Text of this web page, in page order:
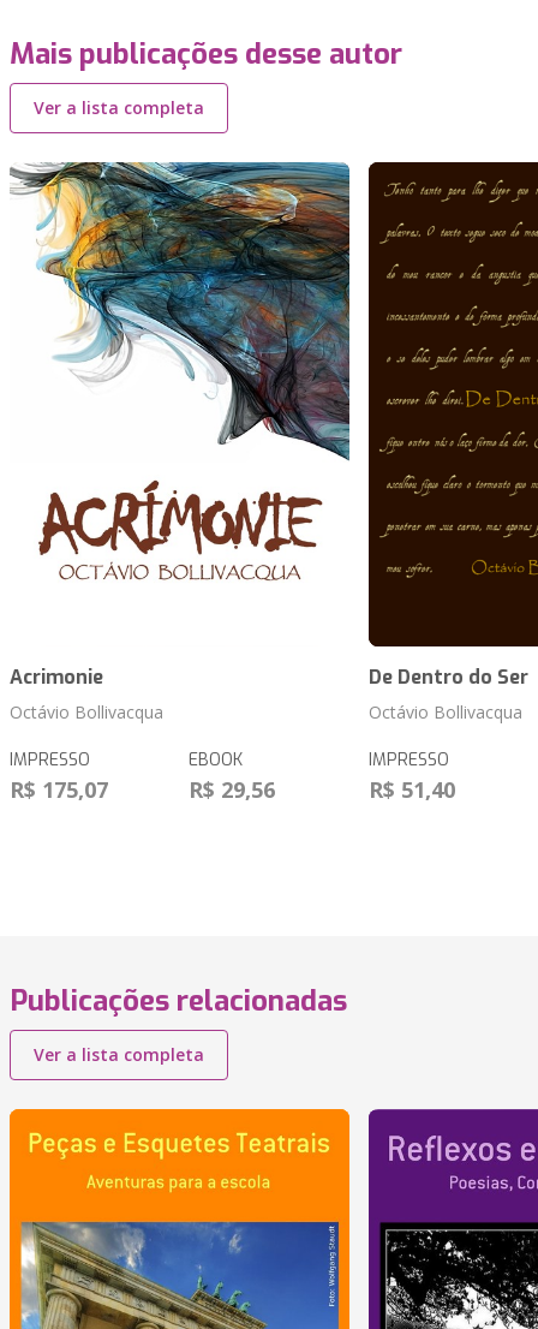
Mais publicações desse autor
Ver a lista completa
Acrimonie
Octávio Bollivacqua
IMPRESSO
R$ 175,07
EBOOK
R$ 29,56
De Dentro do Ser
Octávio Bollivacqua
IMPRESSO
R$ 51,40
Publicações relacionadas
Ver a lista completa